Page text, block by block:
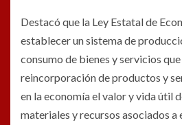
Destacó que la Ley Estatal de
establecer un sistema de
consumo de bienes y servicios
reincorporación de productos y
en la economía el valor y vida útil
materiales y recursos asociados